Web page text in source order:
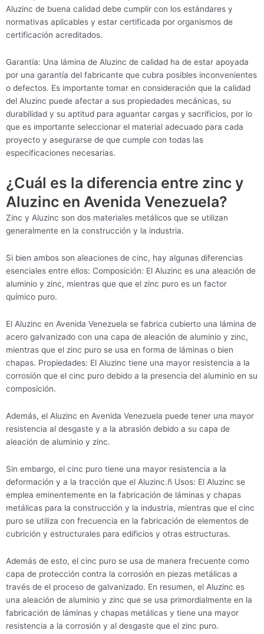
Aluzinc de buena calidad debe cumplir con los estándares y
normativas aplicables y estar certificada por organismos de
certificación acreditados.
Garantía: Una lámina de Aluzinc de calidad ha de estar apoyada
por una garantía del fabricante que cubra posibles inconvenientes
o defectos. Es importante tomar en consideración que la calidad
del Aluzinc puede afectar a sus propiedades mecánicas, su
durabilidad y su aptitud para aguantar cargas y sacrificios, por lo
que es importante seleccionar el material adecuado para cada
proyecto y asegurarse de que cumple con todas las
especificaciones necesarias.
¿Cuál es la diferencia entre zinc y
Aluzinc en Avenida Venezuela?
Zinc y Aluzinc son dos materiales metálicos que se utilizan
generalmente en la construcción y la industria.
Si bien ambos son aleaciones de cinc, hay algunas diferencias
esenciales entre ellos: Composición: El Aluzinc es una aleación de
aluminio y zinc, mientras que que el zinc puro es un factor
químico puro.
El Aluzinc en Avenida Venezuela se fabrica cubierto una lámina de
acero galvanizado con una capa de aleación de aluminio y zinc,
mientras que el zinc puro se usa en forma de láminas o bien
chapas. Propiedades: El Aluzinc tiene una mayor resistencia a la
corrosión que el cinc puro debido a la presencia del aluminio en su
composición.
Además, el Aluzinc en Avenida Venezuela puede tener una mayor
resistencia al desgaste y a la abrasión debido a su capa de
aleación de aluminio y zinc.
Sin embargo, el cinc puro tiene una mayor resistencia a la
deformación y a la tracción que el Aluzinc.ñ Usos: El Aluzinc se
emplea eminentemente en la fabricación de láminas y chapas
metálicas para la construcción y la industria, mientras que el cinc
puro se utiliza con frecuencia en la fabricación de elementos de
cubrición y estructurales para edificios y otras estructuras.
Además de esto, el cinc puro se usa de manera frecuente como
capa de protección contra la corrosión en piezas metálicas a
través de el proceso de galvanizado. En resumen, el Aluzinc es
una aleación de aluminio y zinc que se usa primordialmente en la
fabricación de láminas y chapas metálicas y tiene una mayor
resistencia a la corrosión y al desgaste que el zinc puro.